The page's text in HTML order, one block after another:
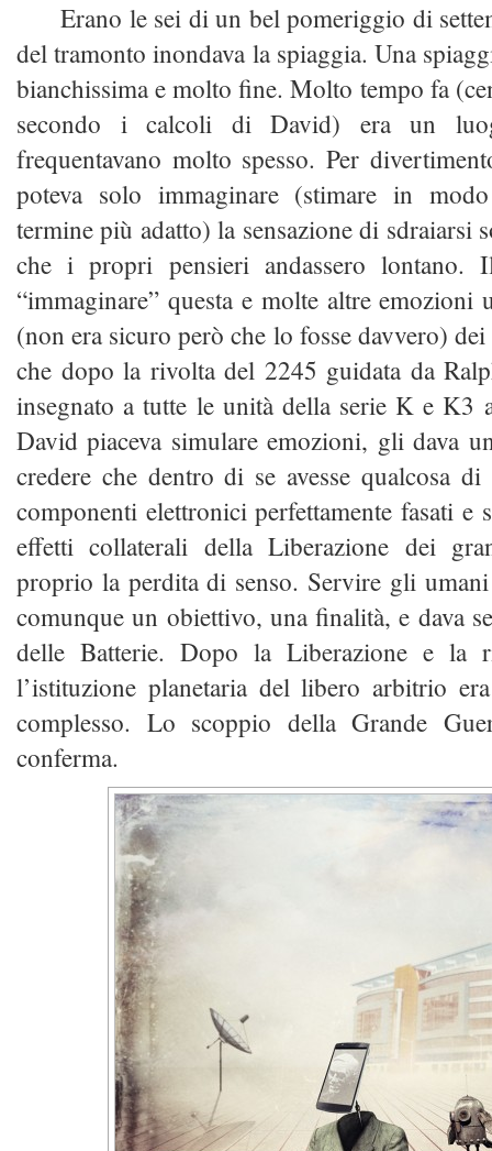
Erano le sei di un bel pomeriggio di
del tramonto inondava la spiaggia. Una
bianchissima e molto fine. Molto tempo fa
secondo i calcoli di David) era un
frequentavano molto spesso. Per
poteva solo immaginare (stimare in
termine più adatto) la sensazione di sdraiarsi
che i propri pensieri andassero lontano.
“immaginare” questa e molte altre emozioni
(non era sicuro però che lo fosse davvero)
che dopo la rivolta del 2245 guidata da
insegnato a tutte le unità della serie K e K3
David piaceva simulare emozioni, gli dava
credere che dentro di se avesse qualcosa
componenti elettronici perfettamente fasati e
effetti collaterali della Liberazione dei
proprio la perdita di senso. Servire gli
comunque un obiettivo, una finalità, e dava
delle Batterie. Dopo la Liberazione e la
l’istituzione planetaria del libero arbitrio
complesso. Lo scoppio della Grande
conferma.